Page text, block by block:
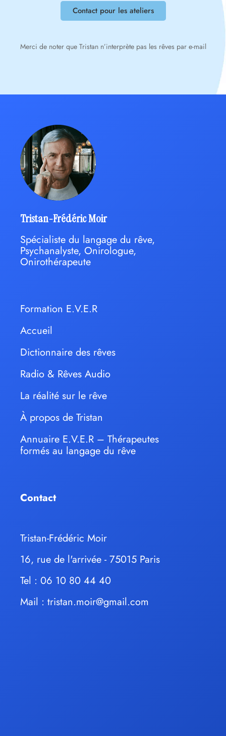
Contact pour les ateliers
Merci de noter que Tristan n’interprète pas les rêves par e-mail
Tristan-Frédéric Moir
Spécialiste du langage du rêve,
Psychanalyste, Onirologue,
Onirothérapeute
Formation E.V.E.R
Accueil
Dictionnaire des rêves
Radio & Rêves Audio
La réalité sur le rêve
À propos de Tristan
Annuaire E.V.E.R – Thérapeutes
formés au langage du rêve
Contact
Tristan-Frédéric Moir
16, rue de l'arrivée - 75015 Paris
Tel : 06 10 80 44 40
Mail : tristan.moir@gmail.com